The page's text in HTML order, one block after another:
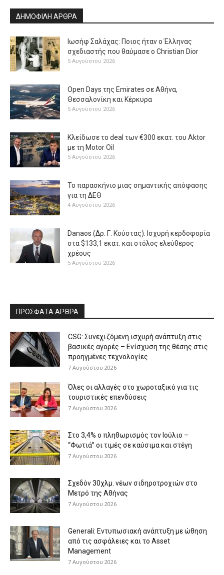
ΔΗΜΟΦΙΛΗ ΑΡΘΡΑ
Ιωσήφ Σαλάχας: Ποιος ήταν ο Έλληνας
σχεδιαστής που θαύμασε ο Christian Dior
5 Αυγούστου 2026
Open Days της Emirates σε Αθήνα,
Θεσσαλονίκη και Κέρκυρα
5 Αυγούστου 2026
Κλείδωσε το deal των €300 εκατ. του Aktor
με τη Μotor Oil
5 Αυγούστου 2026
Το παρασκήνιο μιας σημαντικής απόφασης
για τη ΔΕΘ
4 Αυγούστου 2026
Danaos (Δρ. Γ. Κούστας): Ισχυρή κερδοφορία
στα $133,1 εκατ. και στόλος ελεύθερος
χρέους
5 Αυγούστου 2026
ΠΡΟΣΦΑΤΑ ΑΡΘΡΑ
CSG: Συνεχιζόμενη ισχυρή ανάπτυξη στις
βασικές αγορές – Ενίσχυση της θέσης στις
προηγμένες τεχνολογίες
7 Αυγούστου 2026
Όλες οι αλλαγές στο χωροταξικό για τις
τουριστικές επενδύσεις
7 Αυγούστου 2026
Στο 3,4% ο πληθωρισμός τον Ιούλιο –
“Φωτιά” οι τιμές σε καύσιμα και στέγη
7 Αυγούστου 2026
Σχεδόν 30χλμ. νέων σιδηροτροχιών στο
Μετρό της Αθήνας
7 Αυγούστου 2026
Generali: Eντυπωσιακή ανάπτυξη με ώθηση
από τις ασφάλειες και το Asset
Management
7 Αυγούστου 2026